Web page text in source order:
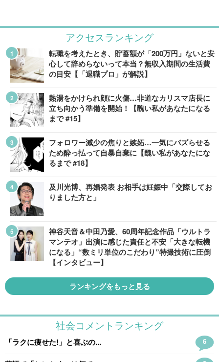
アクセスランキング
転職を考えたとき、貯蓄額が「200万円」ないと安
心して辞めらないって本当？無収入期間の生活費
の目安【「退職プロ」が解説】
熱湯をかけられ顔に火傷…非道なカリスマ店長に
立ち向かう準備を開始！【醜い私があなたになる
まで #15】
フォロワー減少の焦りと嫉妬…一気にバズらせる
ため酔っ払って自暴自棄に【醜い私があなたにな
るまで #18】
及川光博、再婚発表 お相手は妊娠中「交際してお
りました方と」
神谷天音＆中田乃愛、60周年記念作品「ウルトラ
マンテオ」出演に感じた責任と不安「大きな転機
になる」“数ミリ単位のこだわり”特撮技術に圧倒
【インタビュー】
ランキングをもっと見る